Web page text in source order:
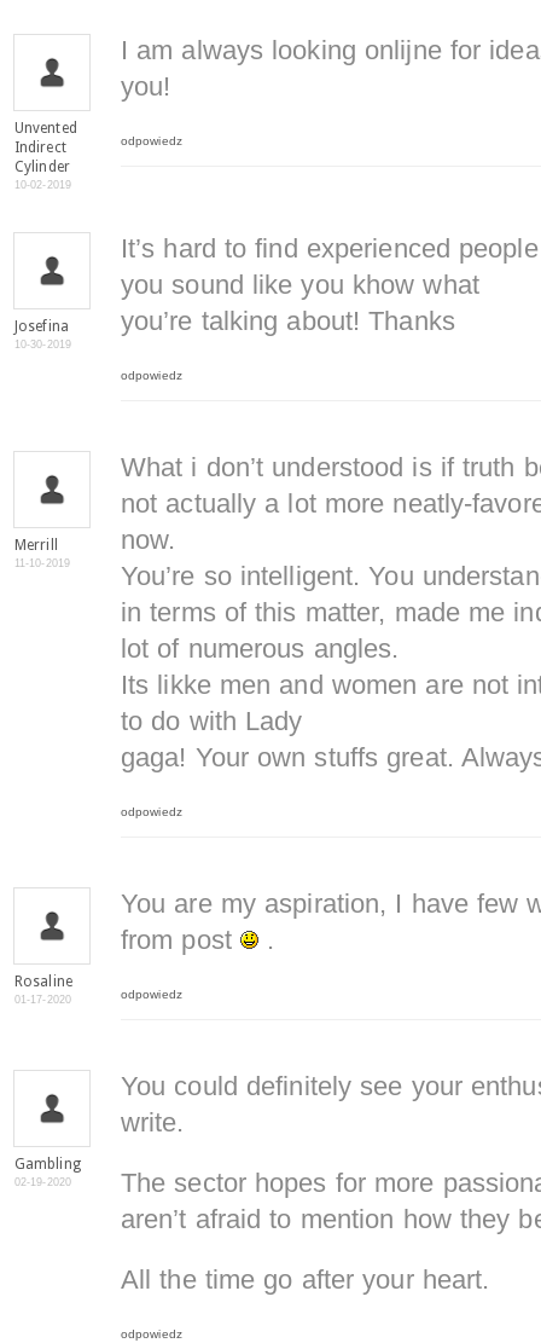
Unvented
Indirect
Cylinder
10-02-2019
I am always looking onlijne for
you!
odpowiedz
Josefina
10-30-2019
It’s hard to find experienced
you sound like you khow what
you’re talking about! Thanks
odpowiedz
Merrill
11-10-2019
What i don’t understood is if truth
not actually a lot more neatly-
now.
You’re so intelligent. You
in terms of this matter, made me
lot of numerous angles.
Its likke men and women are not
to do with Lady
gaga! Your own stuffs great.
odpowiedz
Rosaline
01-17-2020
You are my aspiration, I have few
from post
.
odpowiedz
Gambling
02-19-2020
You could definitely see your
write.
The sector hopes for more
aren’t afraid to mention how they
All the time go after your heart.
odpowiedz